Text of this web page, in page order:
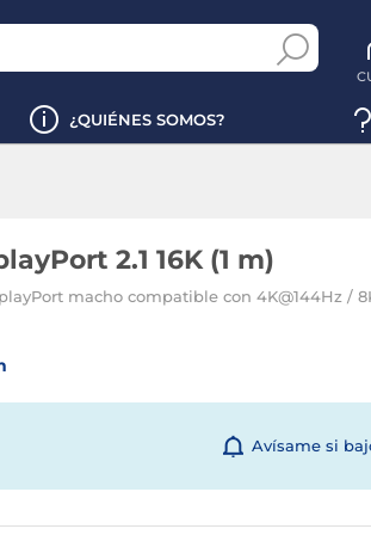
¿QUIÉNES SOMOS?
2.1 16K (1 m)
macho compatible con 4K@144Hz /
Avísame si